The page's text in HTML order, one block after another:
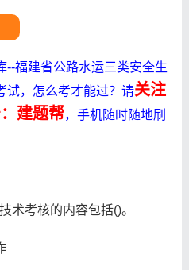
--福建省公路水运三类安全生
试，怎么考才能过？请关注
建题帮，手机随时随地刷
术考核的内容包括()。